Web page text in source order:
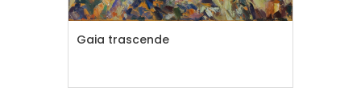
Gaia trascende